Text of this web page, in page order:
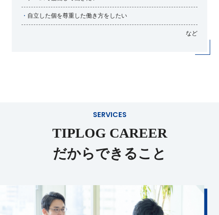
・ 自立した個を尊重した働き方をしたい
など
SERVICES
TIPLOG CAREER
だからできること